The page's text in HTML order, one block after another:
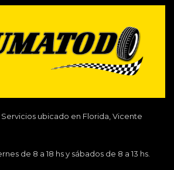
ubicado en Florida, Vicente
de 8 a 18 hs y sábados de 8 a 13 hs.